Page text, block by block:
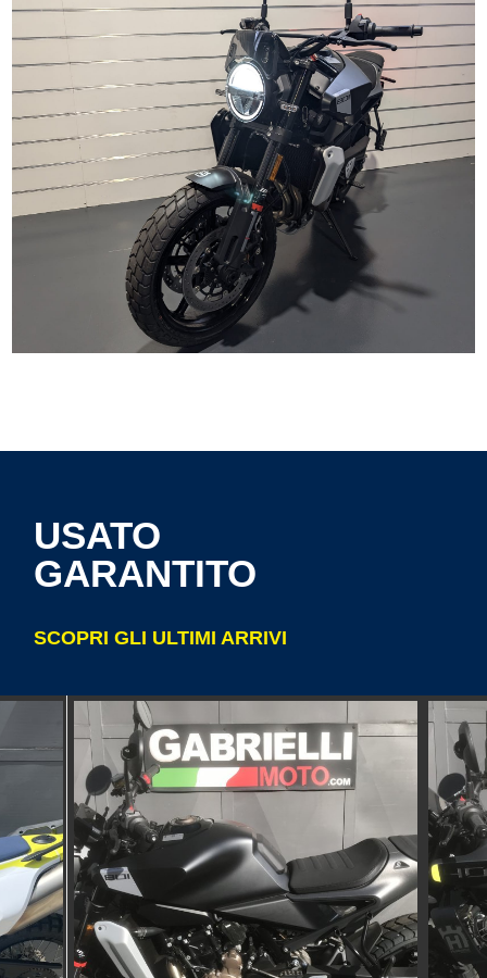
USATO
GARANTITO
SCOPRI GLI ULTIMI ARRIVI